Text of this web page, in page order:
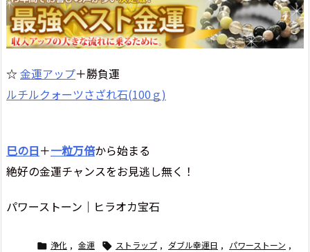
☆金運アップ＋勝負運
ルチルクォーツさざれ石(100ｇ)
巳の日＋一粒万倍から始まる
絶好の金運チャンスをお見逃し無く！
パワーストーン｜ヒラオカ宝石
 浄化 , 金運  ストラップ , ダブル幸運日 , パワーストーン ,